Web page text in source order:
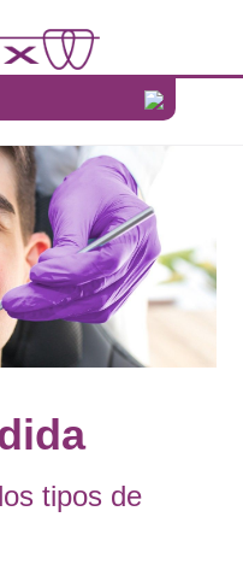
tipos de